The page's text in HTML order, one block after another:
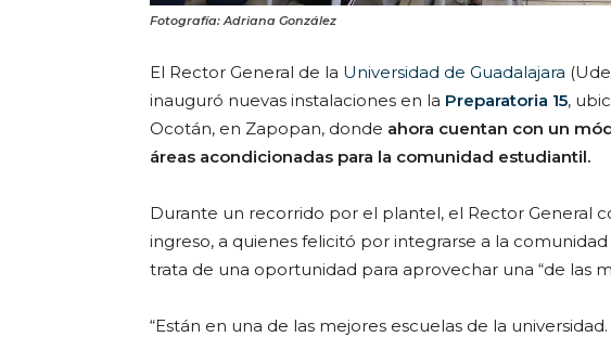
Fotografía: Adriana González
El Rector General de la Universidad de Guadalajara
inauguró nuevas instalaciones en la Preparatoria 15,
Ocotán, en Zapopan, donde ahora cuentan con un
áreas acondicionadas para la comunidad estudiantil.
Durante un recorrido por el plantel, el Rector General
ingreso, a quienes felicitó por integrarse a la
trata de una oportunidad para aprovechar una “de las
“Están en una de las mejores escuelas de la universidad.